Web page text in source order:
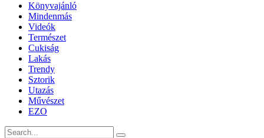
Könyvajánló
Mindenmás
Videók
Természet
Cukiság
Lakás
Trendy
Sztorik
Utazás
Művészet
EZO